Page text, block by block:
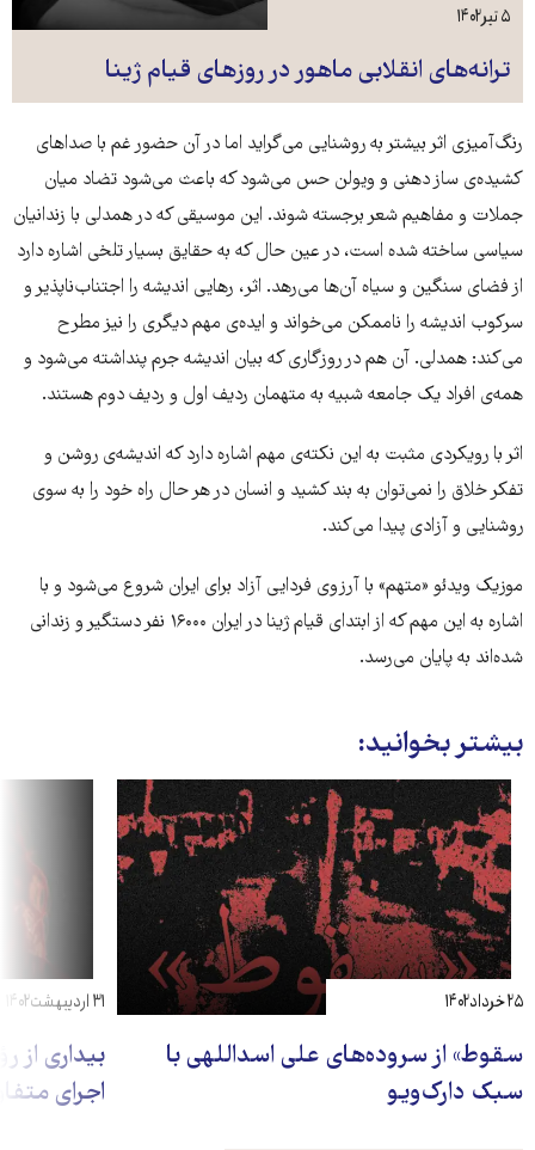
ترانه‌های انقلابی ماهور در روزهای قیام ژینا
۵ تیر ۱۴۰۲
رنگ‌آمیزی اثر بیشتر به روشنایی می‌گراید اما در آن حضور غم با صداهای
کشیده‌ی ساز دهنی و ویولن حس می‌شود که باعث می‌شود تضاد میان
جملات و مفاهیم شعر برجسته شوند. این موسیقی که در همدلی با زندانیان
سیاسی ساخته شده است، در عین حال که به حقایق بسیار تلخی اشاره دارد
از فضای سنگین و سیاه آن‌ها می‌رهد. اثر، رهایی اندیشه را اجتناب‌ناپذیر و
سرکوب اندیشه را ناممکن می‌خواند و ایده‌ی مهم دیگری را نیز مطرح
می‌کند: همدلی. آن هم در روزگاری که بیان اندیشه جرم پنداشته می‌شود و
همه‌ی افراد یک جامعه شبیه به متهمان ردیف اول و ردیف دوم هستند.
اثر با رویکردی مثبت به این نکته‌ی مهم اشاره دارد که اندیشه‌ی روشن و
تفکر خلاق را نمی‌توان به بند کشید و انسان در هر حال راه خود را به سوی
روشنایی و آزادی پیدا می‌کند.
موزیک ویدئو «متهم» با آرزوی فردایی آزاد برای ایران شروع می‌شود و با
اشاره به این مهم که از ابتدای قیام ژینا در ایران ۱۶۰۰۰ نفر دستگیر و زندانی
شده‌اند به پایان می‌رسد.
بیشتر بخوانید:
سقوط» از سروده‌‌های علی اسداللهی با
سبک دارک‌ویو
۲۵ خرداد ۱۴۰۲
بیداری از
اجرای
۳۱ اردیبهشت ۱۴۰۲